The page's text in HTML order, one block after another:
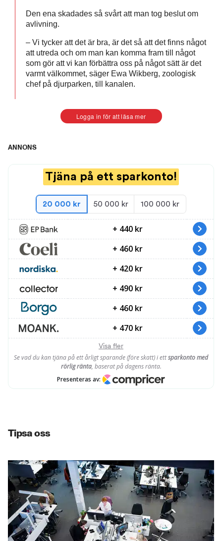
Den ena skadades så svårt att man tog beslut om
avlivning.
– Vi tycker att det är bra, är det så att det finns något
att utreda och om man kan komma fram till något
som gör att vi kan förbättra oss på något sätt är det
varmt välkommet, säger Ewa Wikberg, zoologisk
chef på djurparken, till kanalen.
Logga in för att läsa mer
ANNONS
Tipsa oss